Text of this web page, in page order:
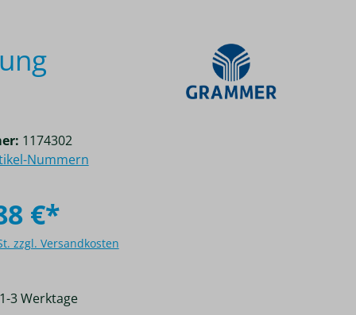
€*
zzgl. Versandkosten
3 Werktage
1174302
Nummern